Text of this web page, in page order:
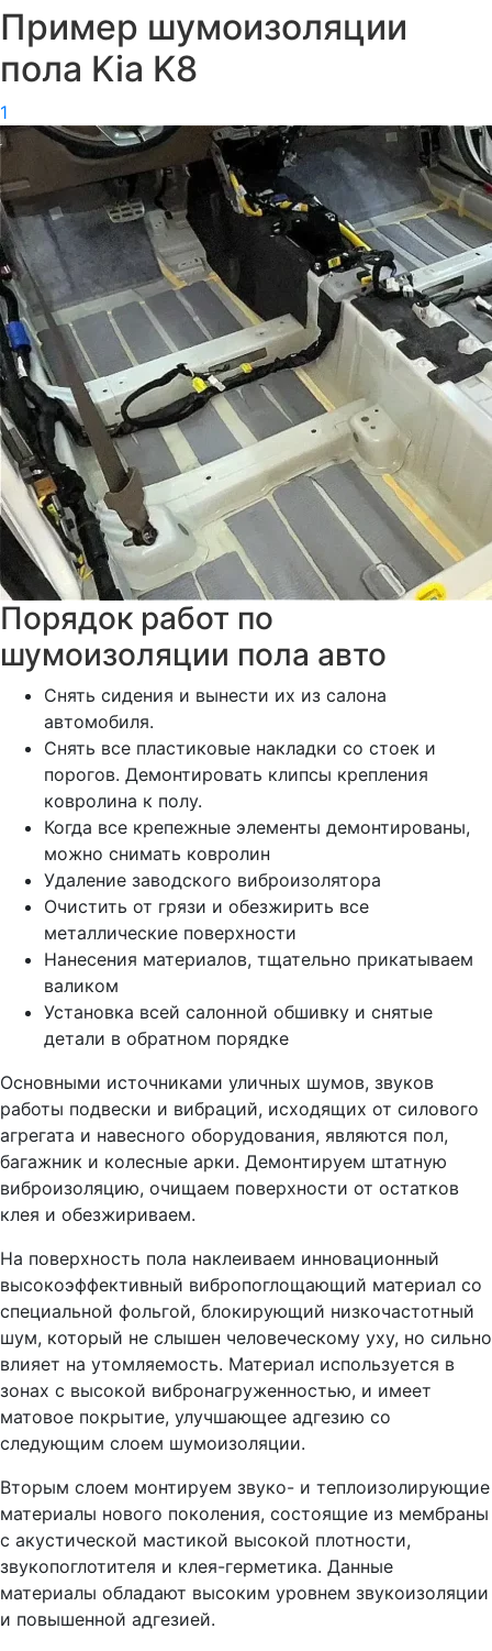
Пример шумоизоляции
пола Kia K8
1
Порядок работ по
шумоизоляции пола авто
Снять сидения и вынести их из салона
автомобиля.
Снять все пластиковые накладки со стоек и
порогов. Демонтировать клипсы крепления
ковролина к полу.
Когда все крепежные элементы демонтированы,
можно снимать ковролин
Удаление заводского виброизолятора
Очистить от грязи и обезжирить все
металлические поверхности
Нанесения материалов, тщательно прикатываем
валиком
Установка всей салонной обшивку и снятые
детали в обратном порядке
Основными источниками уличных шумов, звуков
работы подвески и вибраций, исходящих от силового
агрегата и навесного оборудования, являются пол,
багажник и колесные арки. Демонтируем штатную
виброизоляцию, очищаем поверхности от остатков
клея и обезжириваем.
На поверхность пола наклеиваем инновационный
высокоэффективный вибропоглощающий материал со
специальной фольгой, блокирующий низкочастотный
шум, который не слышен человеческому уху, но сильно
влияет на утомляемость. Материал используется в
зонах с высокой вибронагруженностью, и имеет
матовое покрытие, улучшающее адгезию со
следующим слоем шумоизоляции.
Вторым слоем монтируем звуко- и теплоизолирующие
материалы нового поколения, состоящие из мембраны
с акустической мастикой высокой плотности,
звукопоглотителя и клея-герметика. Данные
материалы обладают высоким уровнем звукоизоляции
и повышенной адгезией.